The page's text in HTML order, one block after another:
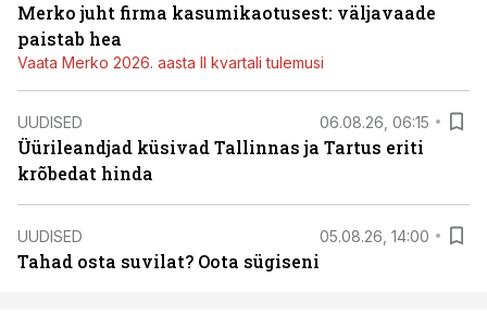
Merko juht firma kasumikaotusest: väljavaade
paistab hea
Vaata Merko 2026. aasta II kvartali tulemusi
UUDISED 06.08.26, 06:15
Üürileandjad küsivad Tallinnas ja Tartus eriti
krõbedat hinda
UUDISED 05.08.26, 14:00
Tahad osta suvilat? Oota sügiseni